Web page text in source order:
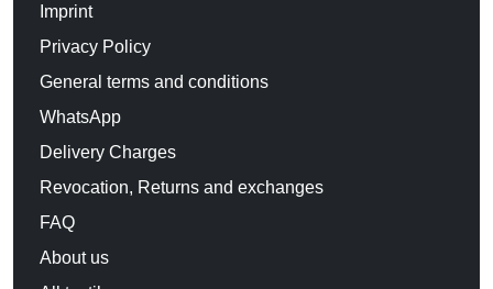
Imprint
Privacy Policy
General terms and conditions
WhatsApp
Delivery Charges
Revocation, Returns and exchanges
FAQ
About us